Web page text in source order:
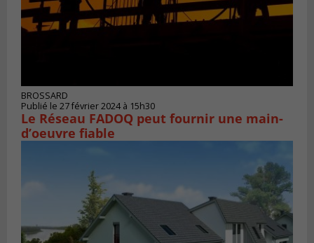
BROSSARD
Publié le 27 février 2024 à 15h30
Le Réseau FADOQ peut fournir une main-
d’oeuvre fiable